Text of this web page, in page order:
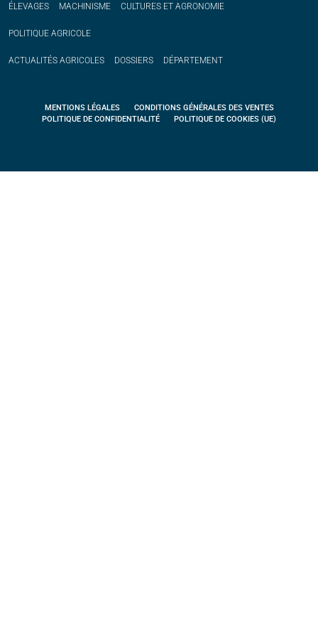
ÉLEVAGES MACHINISME CULTURES ET AGRONOMIE
POLITIQUE AGRICOLE
ACTUALITÉS AGRICOLES DOSSIERS DÉPARTEMENT
MENTIONS LÉGALES
CONDITIONS GÉNÉRALES DES VENTES
POLITIQUE DE CONFIDENTIALITÉ
POLITIQUE DE COOKIES (UE)